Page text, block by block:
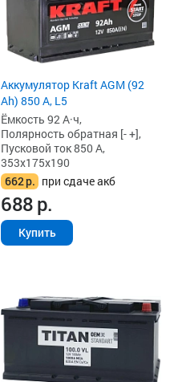
Аккумулятор Kraft AGM (92
Ah) 850 А, L5
Ёмкость 92 А·ч,
Полярность обратная [- +],
Пусковой ток 850 А,
353x175x190
662р. при сдаче акб
688р.
Купить